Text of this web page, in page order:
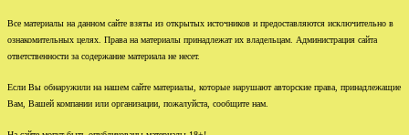
Все материалы на данном сайте взяты из открытых источников и предоставляются исключительно в
ознакомительных целях. Права на материалы принадлежат их владельцам. Администрация сайта
ответственности за содержание материала не несет.
Если Вы обнаружили на нашем сайте материалы, которые нарушают авторские права, принадлежащие
Вам, Вашей компании или организации, пожалуйста, сообщите нам.